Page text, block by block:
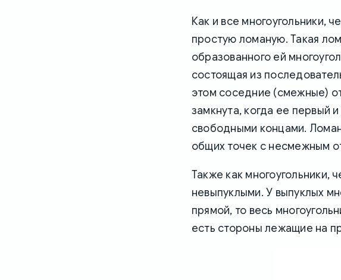
Как и все многоугольники,
простую ломаную. Такая
образованного ей
состоящая из
этом соседние (смежные)
замкнута, когда ее первый
свободными концами.
общих точек с несмежным
Также как многоугольники,
невыпуклыми. У выпуклых
прямой, то весь
есть стороны лежащие на